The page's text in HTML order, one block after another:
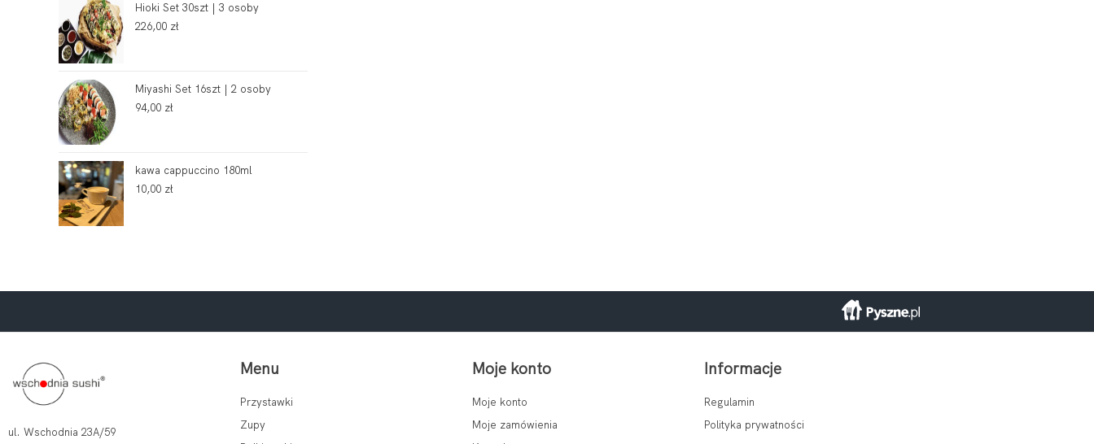
Hioki Set 30szt | 3 osoby
226,00 zł
Miyashi Set 16szt | 2 osoby
94,00 zł
kawa cappuccino 180ml
10,00 zł
ul. Wschodnia 23A/59
Menu
Przystawki
Zupy
Moje konto
Moje konto
Moje zamówienia
Informacje
Regulamin
Polityka prywatności